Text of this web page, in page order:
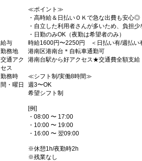
≪ポイント≫
・高時給＆日払いＯＫで急な出費も安心◎
・自立した利用者さんが多いため、負担少
・日勤のみOK（夜勤は希望者のみ）
給与
時給1600円〜2250円 ＜日払い有/週払い
勤務地
港南区港南台＊自転車通勤可
交通アク
セス
港南台駅から好アクセス★交通費全額支給
勤務時
間・曜日
≪シフト制/実働8時間≫
週3〜OK
希望シフト制
[例]
・08:00 〜 17:00
・10:00 〜 19:00
・16:00 〜 翌09:00
※休憩1h/夜勤時2h
※残業なし